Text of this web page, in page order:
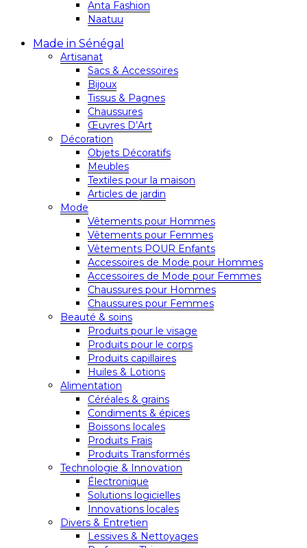
Anta Fashion
Naatuu
Made in Sénégal
Artisanat
Sacs & Accessoires
Bijoux
Tissus & Pagnes
Chaussures
Œuvres D’Art
Décoration
Objets Décoratifs
Meubles
Textiles pour la maison
Articles de jardin
Mode
Vêtements pour Hommes
Vêtements pour Femmes
Vêtements POUR Enfants
Accessoires de Mode pour Hommes
Accessoires de Mode pour Femmes
Chaussures pour Hommes
Chaussures pour Femmes
Beauté & soins
Produits pour le visage
Produits pour le corps
Produits capillaires
Huiles & Lotions
Alimentation
Céréales & grains
Condiments & épices
Boissons locales
Produits Frais
Produits Transformés
Technologie & Innovation
Électronique
Solutions logicielles
Innovations locales
Divers & Entretien
Lessives & Nettoyages